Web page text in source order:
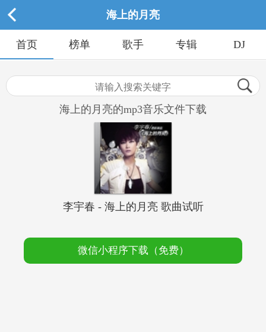
海上的月亮
首页 榜单 歌手 专辑 DJ
海上的月亮的mp3音乐文件下载
李宇春 - 海上的月亮 歌曲试听
微信小程序下载（免费）